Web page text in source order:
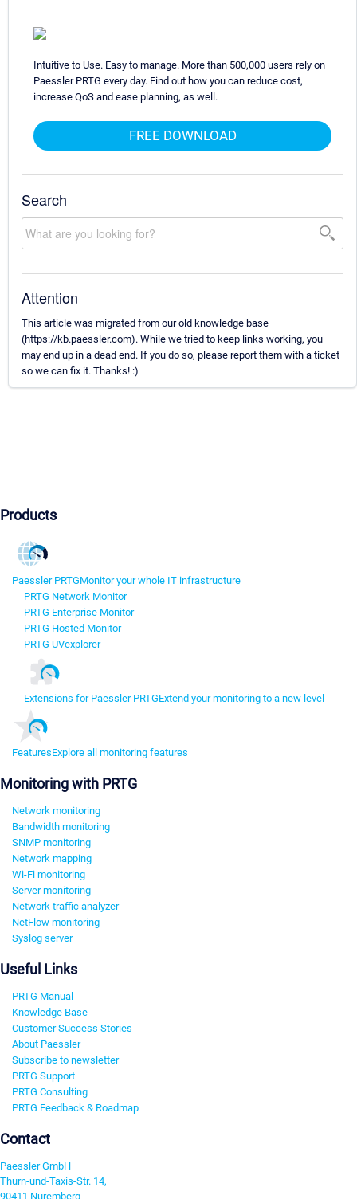
Intuitive to Use. Easy to manage. More than 500,000 users rely on
Paessler PRTG every day. Find out how you can reduce cost,
increase QoS and ease planning, as well.
FREE DOWNLOAD
Search
Attention
This article was migrated from our old knowledge base
(https://kb.paessler.com). While we tried to keep links working, you
may end up in a dead end. If you do so, please report them with a ticket
so we can fix it. Thanks! :)
Products
Paessler PRTGMonitor your whole IT infrastructure
PRTG Network Monitor
PRTG Enterprise Monitor
PRTG Hosted Monitor
PRTG UVexplorer
Extensions for Paessler PRTGExtend your monitoring to a new level
FeaturesExplore all monitoring features
Monitoring with PRTG
Network monitoring
Bandwidth monitoring
SNMP monitoring
Network mapping
Wi-Fi monitoring
Server monitoring
Network traffic analyzer
NetFlow monitoring
Syslog server
Useful Links
PRTG Manual
Knowledge Base
Customer Success Stories
About Paessler
Subscribe to newsletter
PRTG Support
PRTG Consulting
PRTG Feedback & Roadmap
Contact
Paessler GmbH
Thurn-und-Taxis-Str. 14,
90411 Nuremberg